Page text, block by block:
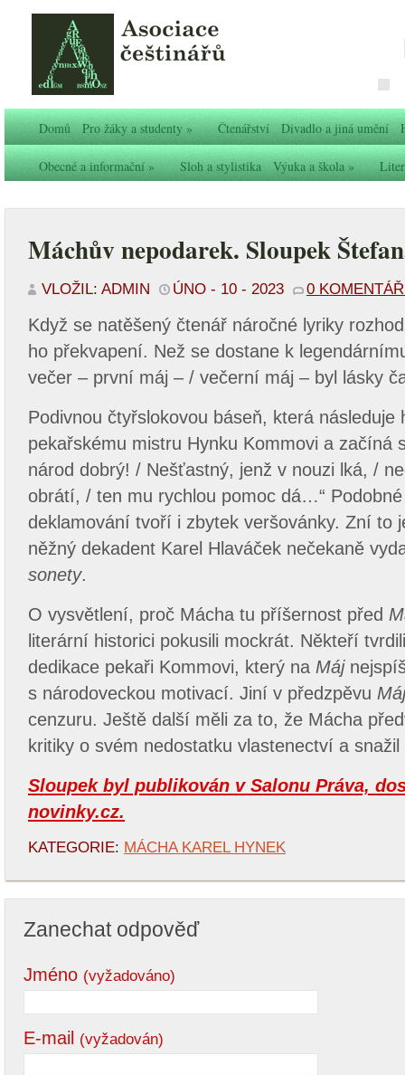
Domů Pro žáky a studenty» Čtenářství Divadlo a jiná umění
Obecné a informační» Sloh a stylistika Výuka a škola»
Máchův nepodarek. Sloupek
VLOŽIL: ADMIN ÚNO - 10 - 2023 0
Když se natěšený čtenář náročné lyriky
ho překvapení. Než se dostane k
večer – první máj – / večerní máj – byl lásky
Podivnou čtyřslokovou báseň, která následuje
pekařskému mistru Hynku Kommovi a začíná
národ dobrý! / Nešťastný, jenž v nouzi lká, /
obrátí, / ten mu rychlou pomoc dá…“
deklamování tvoří i zbytek veršovánky. Zní to
něžný dekadent Karel Hlaváček nečekaně
sonety.
O vysvětlení, proč Mácha tu příšernost před
literární historici pokusili mockrát. Někteří
dedikace pekaři Kommovi, který na Máj
s národoveckou motivací. Jiní v předzpěvu
cenzuru. Ještě další měli za to, že Mácha
kritiky o svém nedostatku vlastenectví a
Sloupek byl publikován v Salonu Práva,
novinky.cz.
KATEGORIE: MÁCHA KAREL HYNEK
Zanechat odpověď
Jméno (vyžadováno)
E-mail (vyžadován)